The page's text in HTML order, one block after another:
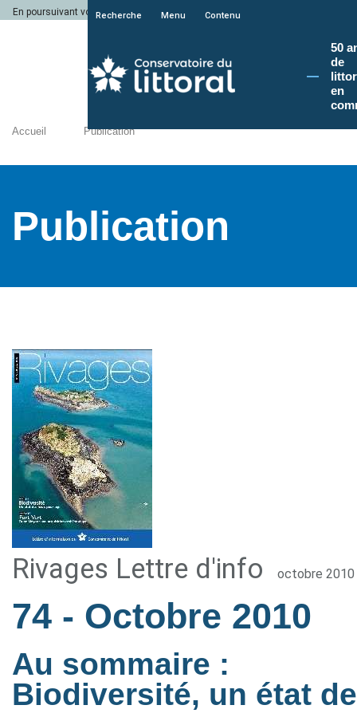
En poursuivant votre navigation sur le site du Conservatoire du littoral, vous
Recherche Menu Contenu
50
de
en
Accueil Publication
Publication
Rivages Lettre d'info octobre 2010
74 - Octobre 2010
Au sommaire :
Biodiversité, un état